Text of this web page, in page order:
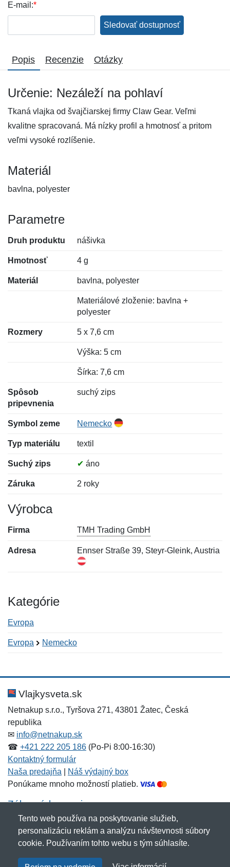
E-mail:*
Sledovať dostupnosť
Popis Recenzie Otázky
Určenie: Nezáleží na pohlaví
Tkaná vlajka od švajčiarskej firmy Claw Gear. Veľmi
kvalitne spracovaná. Má nízky profil a hmotnosť a pritom
veľmi vysoké rozlíšenie.
Materiál
bavlna, polyester
Parametre
Druh produktu nášivka
Hmotnosť 4 g
Materiál bavlna, polyester
Materiálové zloženie: bavlna +
polyester
Rozmery 5 x 7,6 cm
Výška: 5 cm
Šírka: 7,6 cm
Spôsob
pripevnenia
suchý zips
Symbol zeme Nemecko
Typ materiálu textil
Suchý zips ✔ áno
Záruka 2 roky
Výrobca
Firma TMH Trading GmbH
Adresa Ennser Straße 39, Steyr-Gleink, Austria
Kategórie
Evropa
Evropa Nemecko
Hodnotenie:
Meno:*
E-mail:
Správa*
Meno:
E-mail:*
Správa*
Vlajkysveta.sk
Netnakup s.r.o., Tyršova 271, 43801 Žatec, Česká
republika
✉ info@netnakup.sk
☎ +421 222 205 186 (Po-Pi 8:00-16:30)
Kontaktný formulár
Naša predajňa
Náš výdajný box
Ponúkame mnoho možností platieb.
Zákaznícky servis
Novinky emailom
Copyright © 2007-2026 (19 rokov s vami)Netnakup.sk
Tento web používa na poskytovanie služieb,
personalizáciu reklám a analýzu návštevnosti súbory
cookie. Používaním tohto webu s tým súhlasíte.